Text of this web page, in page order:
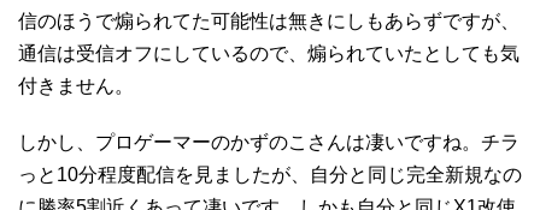
信のほうで煽られてた可能性は無きにしもあらずですが、
通信は受信オフにしているので、煽られていたとしても気
付きません。
しかし、プロゲーマーのかずのこさんは凄いですね。チラ
っと10分程度配信を見ましたが、自分と同じ完全新規なの